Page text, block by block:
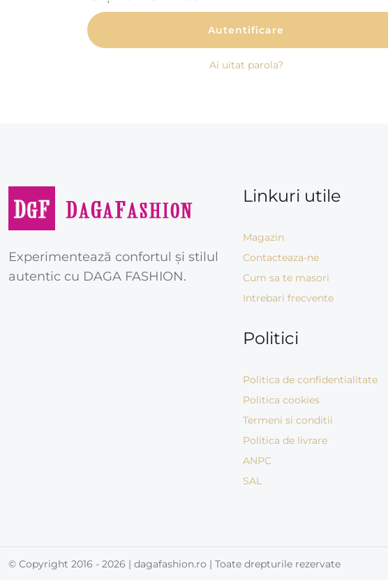
Autentificare
Ai uitat parola?
Experimentează confortul și stilul
autentic cu DAGA FASHION.
Linkuri utile
Magazin
Contacteaza-ne
Cum sa te masori
Intrebari frecvente
Politici
Politica de confidentialitate
Politica cookies
Termeni si conditii
Politica de livrare
ANPC
SAL
© Copyright 2016 - 2026 | dagafashion.ro | Toate drepturile rezervate